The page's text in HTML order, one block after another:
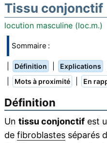
Tissu conjonctif
locution masculine (loc.m.)
Sommaire :
Définition Explications
Mots à proximité En
Définition
Un tissu conjonctifest
de fibroblastesséparés